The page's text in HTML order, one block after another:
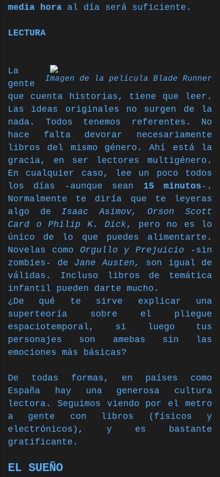
media hora al día será suficiente.
LECTURA
Imagen de la película Blade Runner
La
gente
que cuenta historias, tiene que leer.
Las ideas originales no surgen de la
nada. Todos tenemos referentes. No
hace falta devorar necesariamente
libros del mismo género. Ahí está la
gracia, en ser lectores multigénero.
En cualquier caso, lee un poco todos
los días -aunque sean 15 minutos -.
Normalmente te diría que te leyeras
algo de Isaac Asimov, Orson Scott
Card o Philip K. Dick, pero no es lo
único de lo que puedes alimentarte.
Novelas como Orgullo y Prejuicio - sin
zombies - de Jane Austen, son igual de
válidas. Incluso libros de temática
infantil pueden darte mucho.
¿De qué te sirve explicar una
superteoría sobre el pliegue
espaciotemporal, si luego tus
personajes son amebas sin las
emociones más básicas?
De todas formas, en países como
España hay una generosa cultura
lectora. Seguimos viendo por el metro
a gente con libros (físicos y
electrónicos), y es bastante
gratificante.
EL SUEÑO